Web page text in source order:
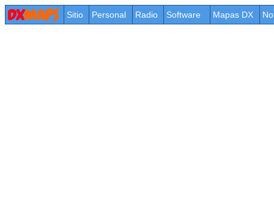
Sitio Personal Radio Software Mapas DX